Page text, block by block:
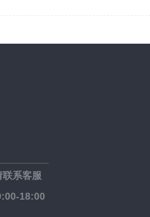
系客服
18:00